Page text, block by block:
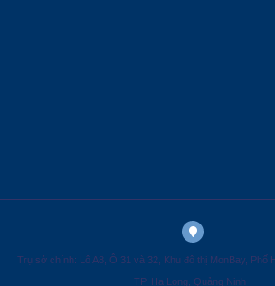
Trụ sở chính: Lô A8, Ô 31 và 32, Khu đô thị MonBay, Phố
TP. Hạ Long, Quảng Ninh